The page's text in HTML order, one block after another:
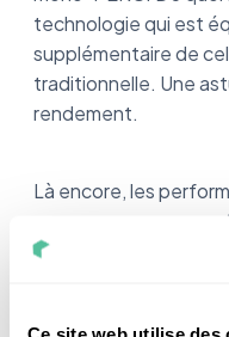
Ce site web utilise des
technologie qui est
supplémentaire de
traditionnelle. Une
rendement.
Là encore, les
peuvent offrir